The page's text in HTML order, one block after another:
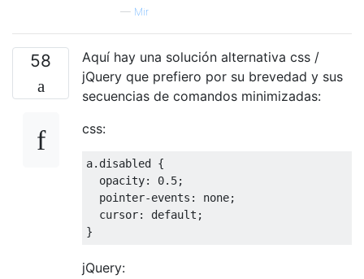
— Mir
58
Aquí hay una solución alternativa css /
jQuery que prefiero por su brevedad y sus
secuencias de comandos minimizadas:
css:
a. disabled {
  opacity
: 0.5;
  pointer
-events : none;
  cursor
: default ;
}
jQuery: